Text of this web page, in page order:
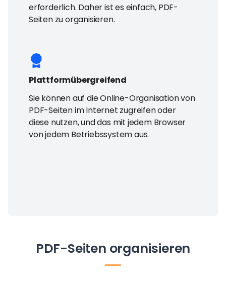
erforderlich. Daher ist es einfach, PDF-
Seiten zu organisieren.
Plattformübergreifend
Sie können auf die Online-Organisation von
PDF-Seiten im Internet zugreifen oder
diese nutzen, und das mit jedem Browser
von jedem Betriebssystem aus.
PDF-Seiten organisieren